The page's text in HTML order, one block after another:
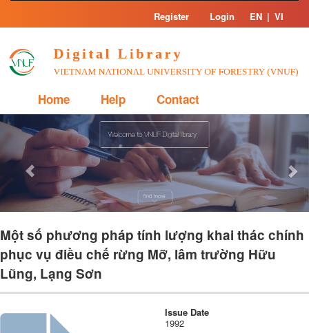
Skip
Register Login EN | VI
Home Help Contact
Previous
Một số phương pháp tính lượng khai thác chính
phục vụ điều chế rừng Mỡ, lâm trường Hữu
Lũng, Lạng Sơn
Issue Date
1992